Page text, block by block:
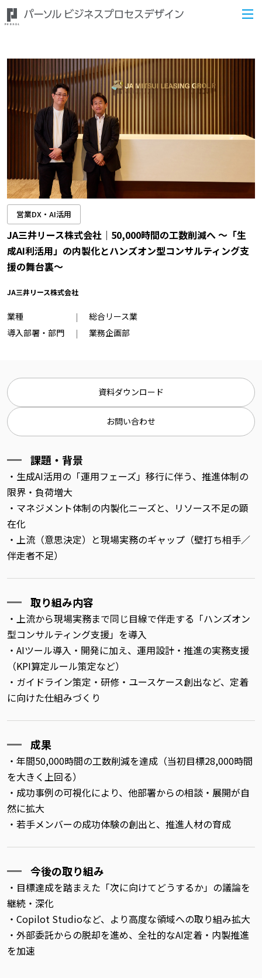
営業DX・AI活用
JA三井リース株式会社｜50,000時間の工数削減へ ～「生
成AI利活用」の内製化とハンズオン型コンサルティング支
援の舞台裏～
JA三井リース株式会社
業種
総合リース業
導入部署・部門
業務企画部
資料ダウンロード
お問い合わせ
課題・背景
・生成AI活用の「運用フェーズ」移行に伴う、推進体制の
限界・負荷増大
・マネジメント体制の内製化ニーズと、リソース不足の顕
在化
・上流（意思決定）と現場実務のギャップ（壁打ち相手／
伴走者不足）
取り組み内容
・上流から現場実務まで同じ目線で伴走する「ハンズオン
型コンサルティング支援」を導入
・AIツール導入・開発に加え、運用設計・推進の実務支援
（KPI算定ルール策定など）
・ガイドライン策定・研修・ユースケース創出など、定着
に向けた仕組みづくり
成果
・年間50,000時間の工数削減を達成（当初目標28,000時間
を大きく上回る）
・成功事例の可視化により、他部署からの相談・展開が自
然に拡大
・若手メンバーの成功体験の創出と、推進人材の育成
今後の取り組み
・目標達成を踏まえた「次に向けてどうするか」の議論を
継続・深化
・Copilot Studioなど、より高度な領域への取り組み拡大
・外部委託からの脱却を進め、全社的なAI定着・内製推進
を加速